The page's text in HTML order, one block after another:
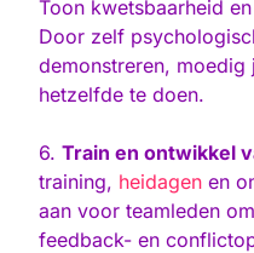
Toon kwetsbaarheid
Door zelf
demonstreren, moedig
hetzelfde te doen.
6. Train en ontwikkel
training, heidagen en
aan voor teamleden
feedback- en